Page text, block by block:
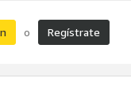
o Regístrate